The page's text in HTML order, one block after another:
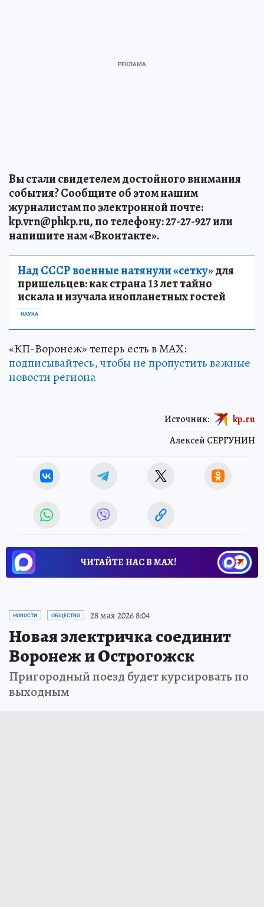
Вы стали свидетелем достойного внимания
события? Сообщите об этом нашим
журналистам по электронной почте:
kp.vrn@phkp.ru, по телефону: 27-27-927 или
напишите нам «Вконтакте».
Над СССР военные натянули «сетку»для
пришельцев: как страна 13 лет тайно
искала и изучала инопланетных гостей
НАУКА
«КП-Воронеж» теперь есть в МАХ:
подписывайтесь, чтобы не пропустить важные
новости региона
Алексей СЕРГУНИН
Источник: kp.ru
ЧИТАЙТЕ НАС В МАХ!
НОВОСТИ ОБЩЕСТВО 28 мая 2026 8:04
Новая электричка соединит
Воронеж и Острогожск
Пригородный поезд будет курсировать по
выходным